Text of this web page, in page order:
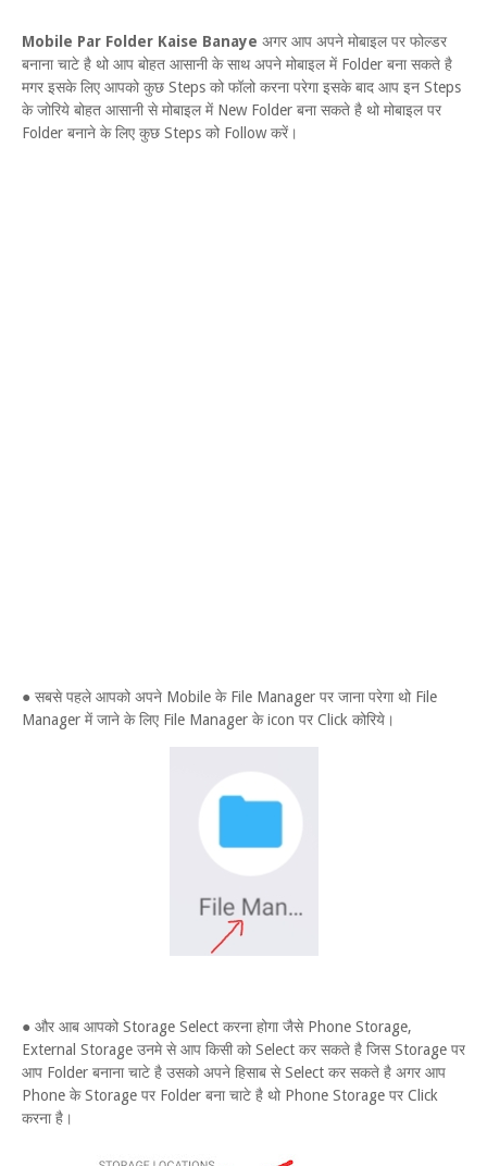
Mobile Par Folder Kaise Banaye अगर आप अपने मोबाइल पर फोल्डर
बनाना चाटे है थो आप बोहत आसानी के साथ अपने मोबाइल में Folder बना सकते है
मगर इसके लिए आपको कुछ Steps को फॉलो करना परेगा इसके बाद आप इन Steps
के जोरिये बोहत आसानी से मोबाइल में New Folder बना सकते है थो मोबाइल पर
Folder बनाने के लिए कुछ Steps को Follow करें।
● सबसे पहले आपको अपने Mobile के File Manager पर जाना परेगा थो File
Manager में जाने के लिए File Manager के icon पर Click कोरिये।
● और आब आपको Storage Select करना होगा जैसे Phone Storage,
External Storage उनमे से आप किसी को Select कर सकते है जिस Storage पर
आप Folder बनाना चाटे है उसको अपने हिसाब से Select कर सकते है अगर आप
Phone के Storage पर Folder बना चाटे है थो Phone Storage पर Click
करना है।